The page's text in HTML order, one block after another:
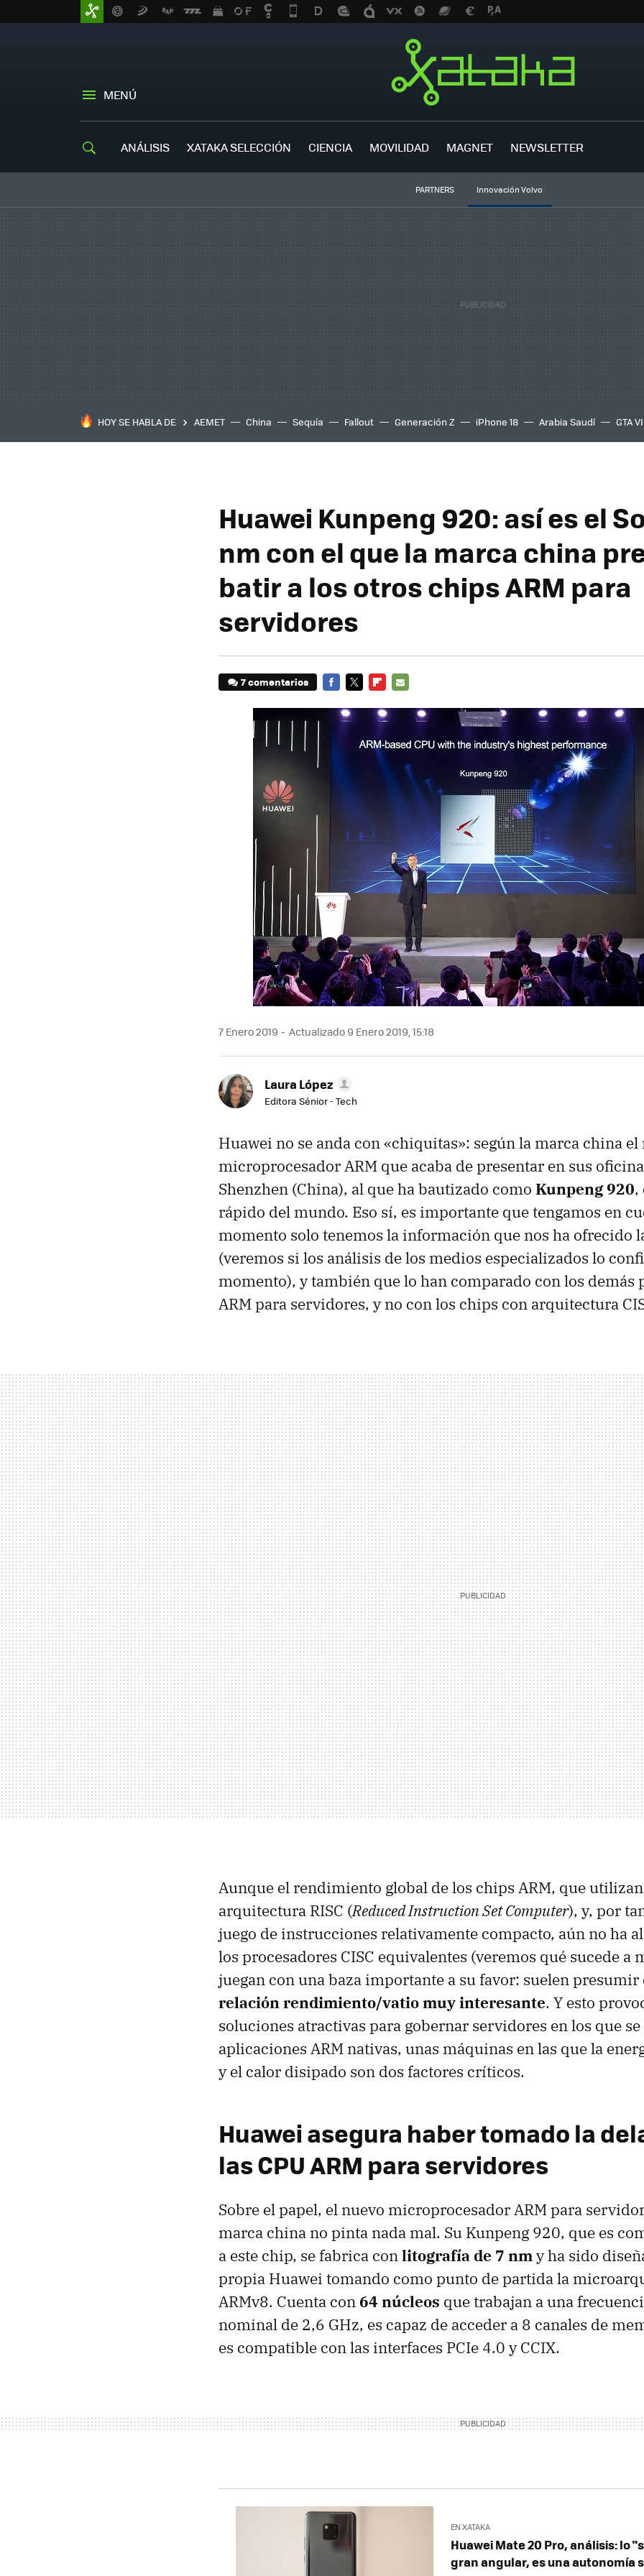
MENÚ
ANÁLISIS XATAKA SELECCIÓN CIENCIA MOVILIDAD MAGNET NEWSLETTER
PARTNERS Innovación Volvo
HOY SE HABLA DE AEMET China Sequía Fallout Generación Z iPhone 18 Arabia Saudí GTA VI
Huawei Kunpeng 920: así es el
nm con el que la marca china
batir a los otros chips ARM para
servidores
7 comentarios
7 Enero 2019 Actualizado 9 Enero 2019, 15:18
Laura López
Editora Sénior - Tech
Huawei no se anda con «chiquitas»: según la marca china el
microprocesador ARM que acaba de presentar en sus
Shenzhen (China), al que ha bautizado como Kunpeng 920,
rápido del mundo. Eso sí, es importante que tengamos en
momento solo tenemos la información que nos ha ofrecido
(veremos si los análisis de los medios especializados lo
momento), y también que lo han comparado con los demás
ARM para servidores, y no con los chips con arquitectura
Aunque el rendimiento global de los chips ARM, que
arquitectura RISC (Reduced Instruction Set Computer), y, por
juego de instrucciones relativamente compacto, aún no ha
los procesadores CISC equivalentes (veremos qué sucede a
juegan con una baza importante a su favor: suelen
relación rendimiento/vatio muy interesante. Y esto
soluciones atractivas para gobernar servidores en los que
aplicaciones ARM nativas, unas máquinas en las que la
y el calor disipado son dos factores críticos.
Huawei asegura haber tomado la
las CPU ARM para servidores
Sobre el papel, el nuevo microprocesador ARM para
marca china no pinta nada mal. Su Kunpeng 920, que es
a este chip, se fabrica conlitografía de 7 nmy ha sido
propia Huawei tomando como punto de partida la
ARMv8. Cuenta con64 núcleos que trabajan a una
nominal de 2,6 GHz, es capaz de acceder a 8 canales de
es compatible con las interfaces PCIe 4.0 y CCIX.
EN XATAKA
Huawei Mate 20 Pro, análisis: lo
gran angular, es una autonomía